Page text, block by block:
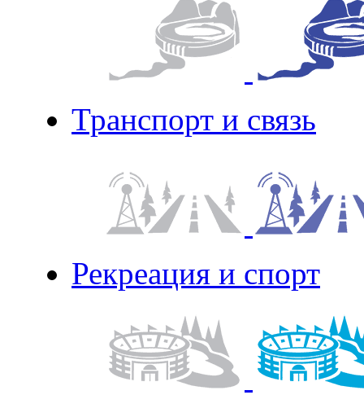
Транспорт и связь
Рекреация и спорт